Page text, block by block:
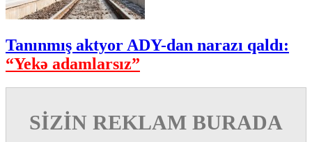
Tanınmış aktyor ADY-dan narazı qaldı:
“Yekə adamlarsız”
SİZİN REKLAM BURADA